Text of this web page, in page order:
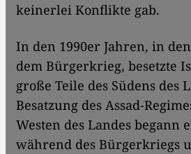
keinerlei Konflikte gab.
In den 1990er Jahren, in
dem Bürgerkrieg, besetzte
große Teile des Südens des
Besatzung des Assad-
Westen des Landes begann
während des Bürgerkriegs